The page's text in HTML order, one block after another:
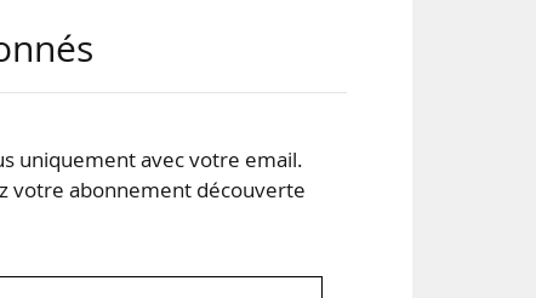
uniquement avec votre email.
votre abonnement découverte